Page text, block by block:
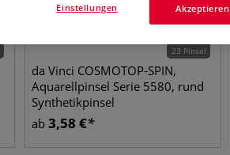
23 Pinsel
da Vinci COSMOTOP-SPIN,
Aquarellpinsel Serie 5580, rund
Synthetikpinsel
ab 3,58 €
Akzeptieren
Einstellungen